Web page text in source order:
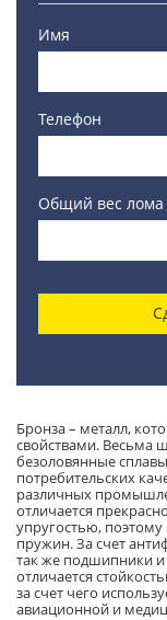
Имя
Телефон
Общий вес лома
Бронза – металл,
свойствами. Весьма
безоловянные
потребительских
различных
отличается
упругостью, поэтому
пружин. За счет
так же подшипники и
отличается
за счет чего
авиационной и